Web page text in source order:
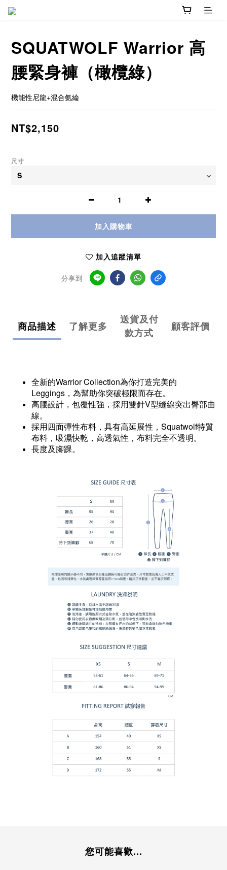
SQUATWOLF Warrior 高
腰緊身褲（橄欖綠）
機能性尼龍+混合氨綸
NT$2,150
尺寸
加入購物車
加入追蹤清單
分享到
商品描述 了解更多
送貨及付
款方式
顧客評價
全新的Warrior Collection為你打造完美的
Leggings，為幫助你突破極限而存在。
高腰設計，包覆性強，採用雙針V型縫線突出臀部曲
線。
採用四面彈性布料，具有高延展性，Squatwolf特質
布料，吸濕快乾，高透氣性，布料完全不透明。
長度及腳踝。
您可能喜歡...